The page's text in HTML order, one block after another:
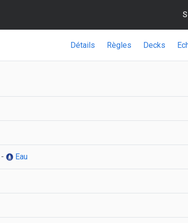
Détails Règles Decks
Eau